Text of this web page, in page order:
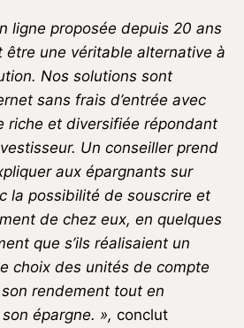
ligne proposée depuis 20 ans
être une véritable alternative à
Nos solutions sont
sans frais d’entrée avec
riche et diversifiée répondant
Un conseiller prend
aux épargnants sur
la possibilité de souscrire et
de chez eux, en quelques
que s’ils réalisaient un
choix des unités de compte
rendement tout en
épargne. », conclut